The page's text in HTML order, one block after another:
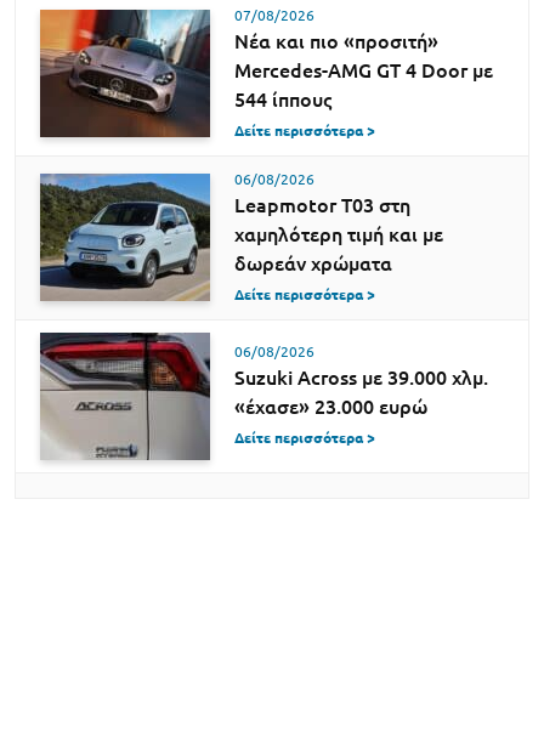
07/08/2026
Νέα και πιο «προσιτή»
Mercedes-AMG GT 4 Door με
544 ίππους
Δείτε περισσότερα >
06/08/2026
Leapmotor T03 στη
χαμηλότερη τιμή και με
δωρεάν χρώματα
Δείτε περισσότερα >
06/08/2026
Suzuki Across με 39.000 χλμ.
«έχασε» 23.000 ευρώ
Δείτε περισσότερα >